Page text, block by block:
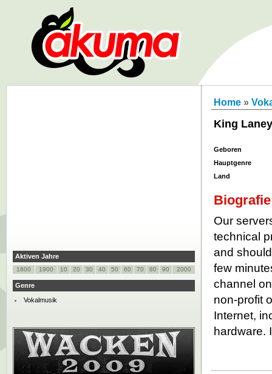
Home »
King Laney
Geboren
Hauptgenre
Land
Biografie
Our
technical
and
few
channel
non-profit
Internet,
hardware.
Aktiven Jahre
1800 1900 10 20 30 40 50 60 70 80 90 2000
Genre
Vokalmusik